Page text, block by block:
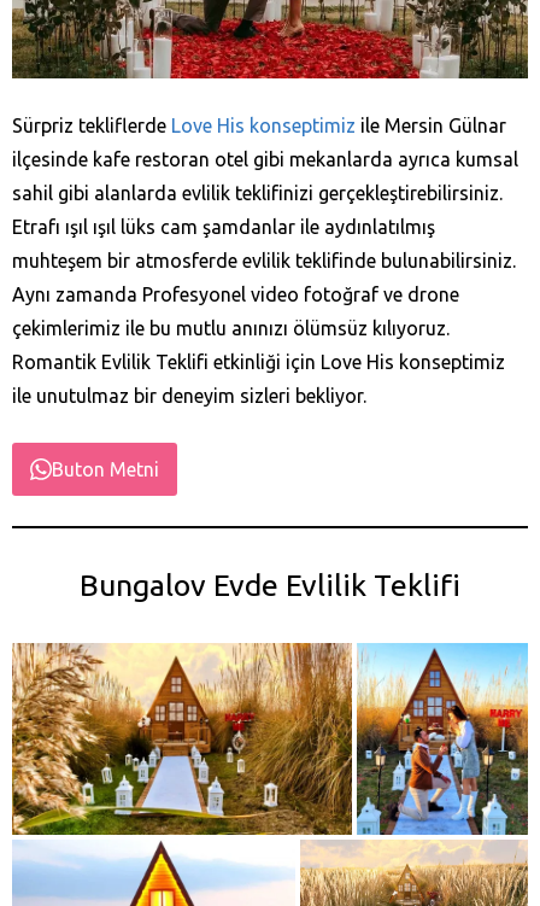
Sürpriz tekliflerde Love His konseptimiz ile Mersin Gülnar
ilçesinde kafe restoran otel gibi mekanlarda ayrıca kumsal
sahil gibi alanlarda evlilik teklifinizi gerçekleştirebilirsiniz.
Etrafı ışıl ışıl lüks cam şamdanlar ile aydınlatılmış
muhteşem bir atmosferde evlilik teklifinde bulunabilirsiniz.
Aynı zamanda Profesyonel video fotoğraf ve drone
çekimlerimiz ile bu mutlu anınızı ölümsüz kılıyoruz.
Romantik Evlilik Teklifi etkinliği için Love His konseptimiz
ile unutulmaz bir deneyim sizleri bekliyor.
Buton Metni
Bungalov Evde Evlilik Teklifi